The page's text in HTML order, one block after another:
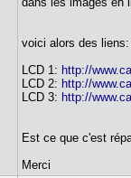
voici alors des liens:
LCD 1: http://
LCD 2: http://
LCD 3: http://
Est ce que c'est
Merci